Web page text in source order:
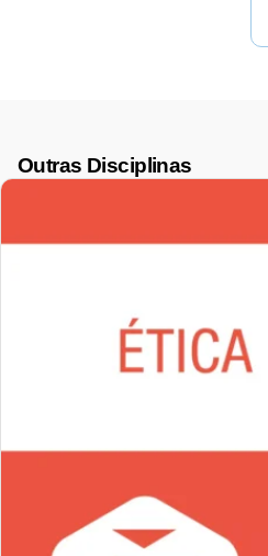
Outras Disciplinas